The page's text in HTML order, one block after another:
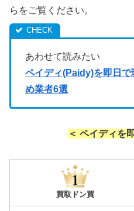
らをご覧ください。
あわせて読みたい
ペイディ(Paidy)を即日
め業者6選
＜ ペイディを
買取ドン買